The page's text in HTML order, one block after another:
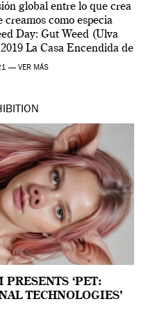
global entre lo que crea
como especia
Day: Gut Weed (Ulva
La Casa Encendida de
[…]
— VER MÁS
‘PET:
TECHNOLOGIES’